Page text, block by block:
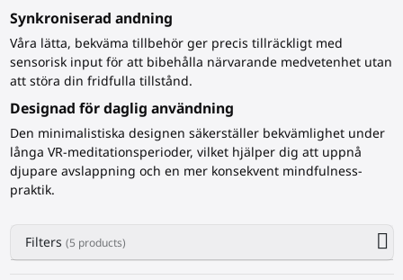
Synkroniserad andning
Våra lätta, bekväma tillbehör ger precis tillräckligt med
sensorisk input för att bibehålla närvarande medvetenhet utan
att störa din fridfulla tillstånd.
Designad för daglig användning
Den minimalistiska designen säkerställer bekvämlighet under
långa VR-meditationsperioder, vilket hjälper dig att uppnå
djupare avslappning och en mer konsekvent mindfulness-
praktik.
Filters (5 products)